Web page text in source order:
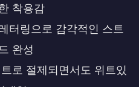
착용감
터링으로 감각적인 스트
완성
로 절제되면서도 위트있